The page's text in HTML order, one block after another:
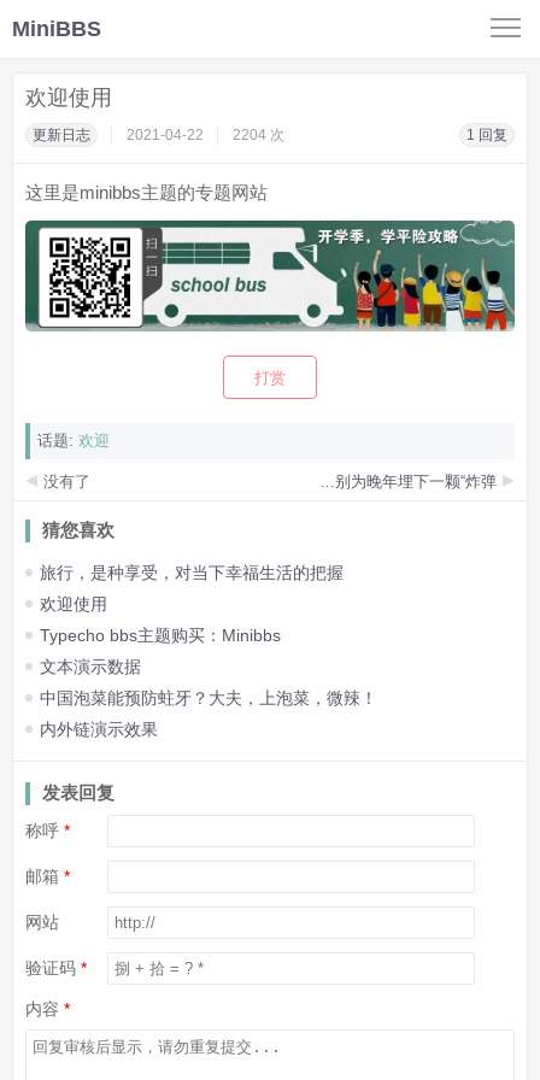
MiniBBS
欢迎使用
更新日志 2021-04-22 2204 次 1 回复
这里是minibbs主题的专题网站
打赏
话题: 欢迎
没有了 总是莫名出现腰痛，要留个心眼！别为晚年埋下一颗“炸弹”
猜您喜欢
旅行，是种享受，对当下幸福生活的把握
欢迎使用
Typecho bbs主题购买：Minibbs
文本演示数据
中国泡菜能预防蛀牙？大夫，上泡菜，微辣！
内外链演示效果
发表回复
称呼
邮箱
网站
验证码
内容